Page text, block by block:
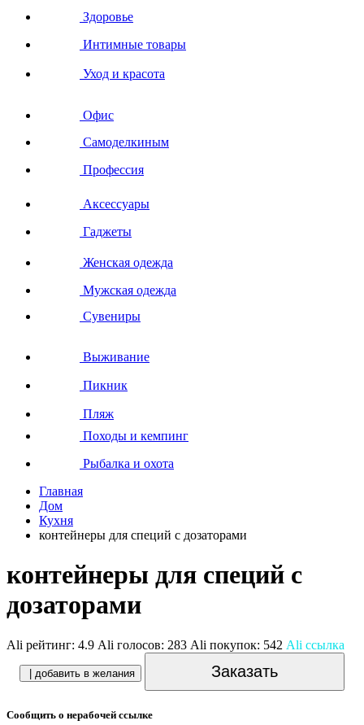
Здоровье
Интимные товары
Уход и красота
Офис
Самоделкиным
Профессия
Аксессуары
Гаджеты
Женская одежда
Мужская одежда
Сувениры
Выживание
Пикник
Пляж
Походы и кемпинг
Рыбалка и охота
Главная
Дом
Кухня
контейнеры для специй с дозаторами
контейнеры для специй с
дозаторами
Ali рейтинг: 4.9 Ali голосов: 283 Ali покупок: 542 Ali ссылка
| добавить в желания Заказать
Сообщить о нерабочей ссылке